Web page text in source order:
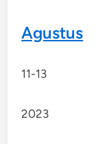
Agustus
11-13
2023